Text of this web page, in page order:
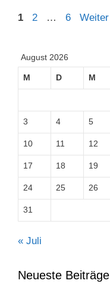
Seite
1 Seite
2 … Seite
6 Weiter
August 2026
M D M
3 4 5
10 11 12
17 18 19
24 25 26
31
« Juli
Neueste Beiträge